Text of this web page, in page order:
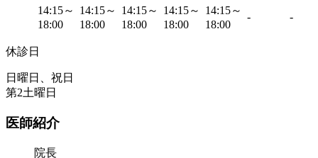
14:15～
18:00
14:15～
18:00
14:15～
18:00
14:15～
18:00
14:15～
18:00
- -
休診日
日曜日、祝日
第2土曜日
医師紹介
院長